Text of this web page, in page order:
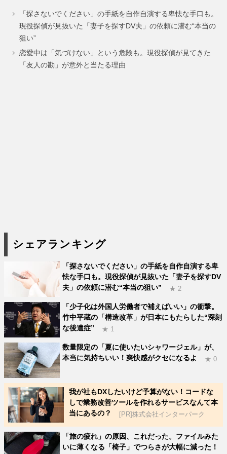
ー
ー
ー
「探さないでください」の手紙を自作自演する卑怯な手口も。
現役探偵が見抜いた「妻子を探すDV夫」の依頼に潜む“本当の
狙い”
恋愛中は「気づけない」という危険も。現役探偵が見てきた
「友人の勘」が意外と当たる理由
シェアランキング
「探さないでください」の手紙を自作自演する卑
怯な手口も。現役探偵が見抜いた「妻子を探すDV
夫」の依頼に潜む“本当の狙い”
★ 2
「少子化は外国人労働者で補えばいい」の衝撃。
竹中平蔵の「構造改革」が日本にもたらした“深刻
な後遺症”
★ 1
数量限定の「夏に使いたいシャワージェル」が、
本当に気持ちいい！爽快感がクセになるよ
★ 0
我が社もDXしたいけど予算がない！コードな
しで業務改善ツールを作れるサービスなんて本
当にあるの？
[PR]株式会社インターパーク
「旅の疲れ」の原因、これだった。ファイルみた
いに薄くなる「椅子」でつらさが大幅に減った！